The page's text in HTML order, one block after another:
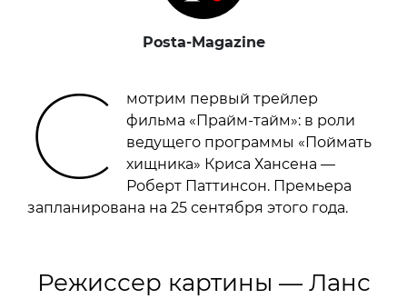
Posta-Magazine
С
мотрим первый трейлер
фильма «Прайм-тайм»: в роли
ведущего программы «Поймать
хищника» Криса Хансена —
Роберт Паттинсон. Премьера
запланирована на 25 сентября этого года.
Режиссер картины — Ланс